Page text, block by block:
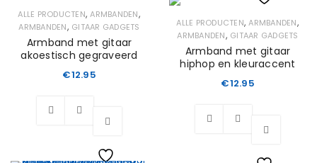
Wishlist
Wishlist
ALLE PRODUCTEN,ARMBANDEN,
ARMBANDEN, GITAAR GADGETS
Armband met gitaar
akoestisch gegraveerd
€12.95
ALLE PRODUCTEN,ARMBANDEN,
ARMBANDEN, GITAAR GADGETS
Armband met gitaar
hiphop en kleuraccent
€12.95